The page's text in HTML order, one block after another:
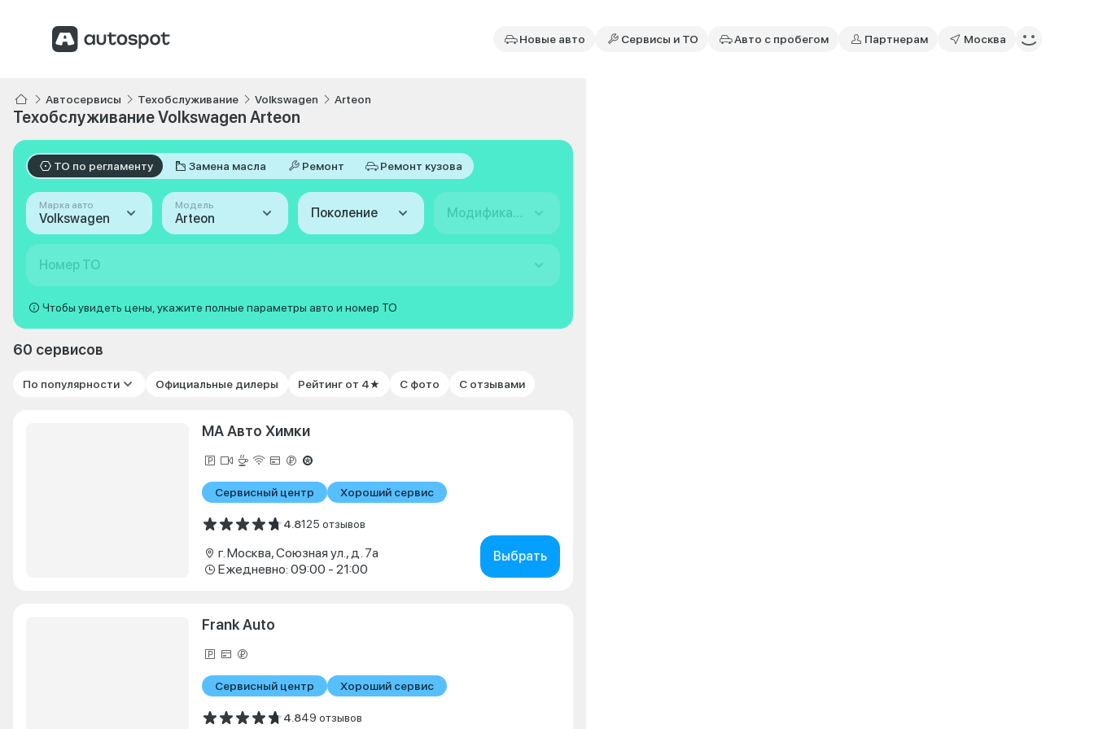
Новые авто Сервисы и ТО Авто с пробегом Партнерам Москва
Автосервисы Техобслуживание Volkswagen Arteon
Техобслуживание Volkswagen Arteon
ТО по регламенту Замена масла Ремонт Ремонт кузова
Марка авто
Volkswagen
Модель
Arteon Поколение Модификация
Номер ТО
Чтобы увидеть цены, укажите полные параметры авто и номер ТО
60 сервисов
По популярности Официальные дилеры Рейтинг от 4★ С фото С отзывами
МА Авто Химки
Сервисный центр Хороший сервис
4.8125 отзывов
г. Москва, Союзная ул., д. 7а
Ежедневно: 09:00 - 21:00
Выбрать
Frank Auto
Сервисный центр Хороший сервис
4.849 отзывов